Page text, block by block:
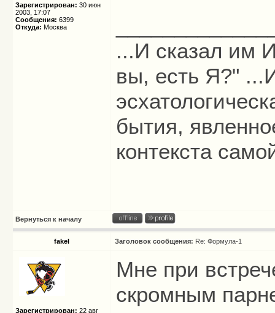
Зарегистрирован: 30 июн
2003, 17:07
Сообщения: 6399
Откуда: Москва
...И сказал им
вы, есть Я?"
бытия,
контекста
Вернуться к началу
fakel Заголовок сообщения: Re: Формула-1
Зарегистрирован: 22 авг
Мне при
скромным